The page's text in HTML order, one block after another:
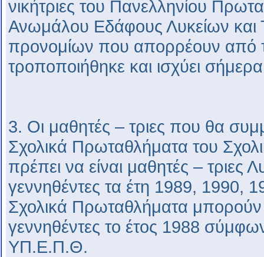
νικήτριες του Πανελληνίου
Ανωμάλου Εδάφους Λυκείων και
προνομίων που απορρέουν
τροποποιήθηκε και ισχύει
3. Οι μαθητές – τριες που θα
Σχολικά Πρωταθλήματα του
πρέπει να είναι μαθητές – τριες
γεννηθέντες τα έτη 1989, 1990,
Σχολικά Πρωταθλήματα μπορούν
γεννηθέντες το έτος 1988
ΥΠ.Ε.Π.Θ.